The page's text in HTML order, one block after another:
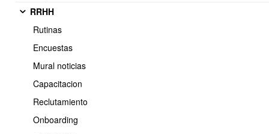
RRHH
Rutinas
Encuestas
Mural noticias
Capacitacion
Reclutamiento
Onboarding
Regresa aInventario
Actualización avanzada producto via CSV